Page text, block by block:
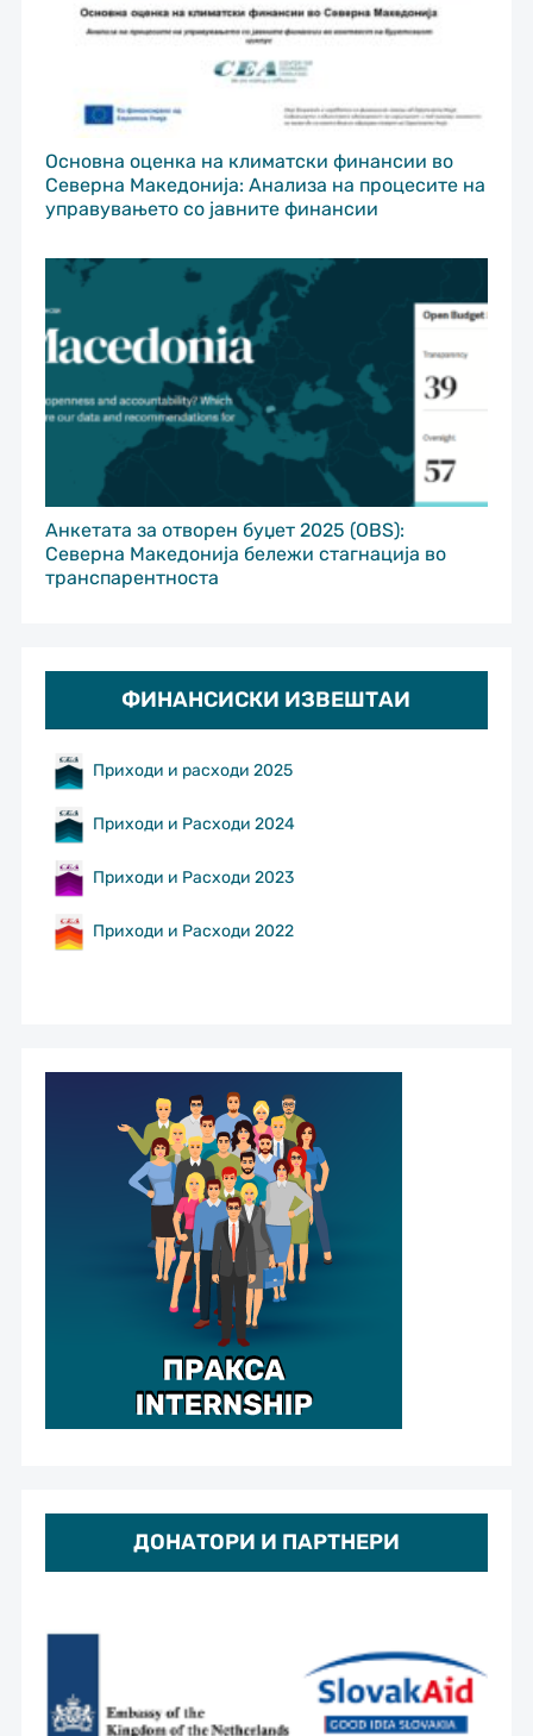
Основна оценка на климатски финансии во
Северна Македонија: Анализа на процесите на
управувањето со јавните финансии
Анкетата за отворен буџет 2025 (OBS):
Северна Македонија бележи стагнација во
транспарентноста
ФИНАНСИСКИ ИЗВЕШТАИ
Приходи и расходи 2025
Приходи и Расходи 2024
Приходи и Расходи 2023
Приходи и Расходи 2022
ДОНАТОРИ И ПАРТНЕРИ